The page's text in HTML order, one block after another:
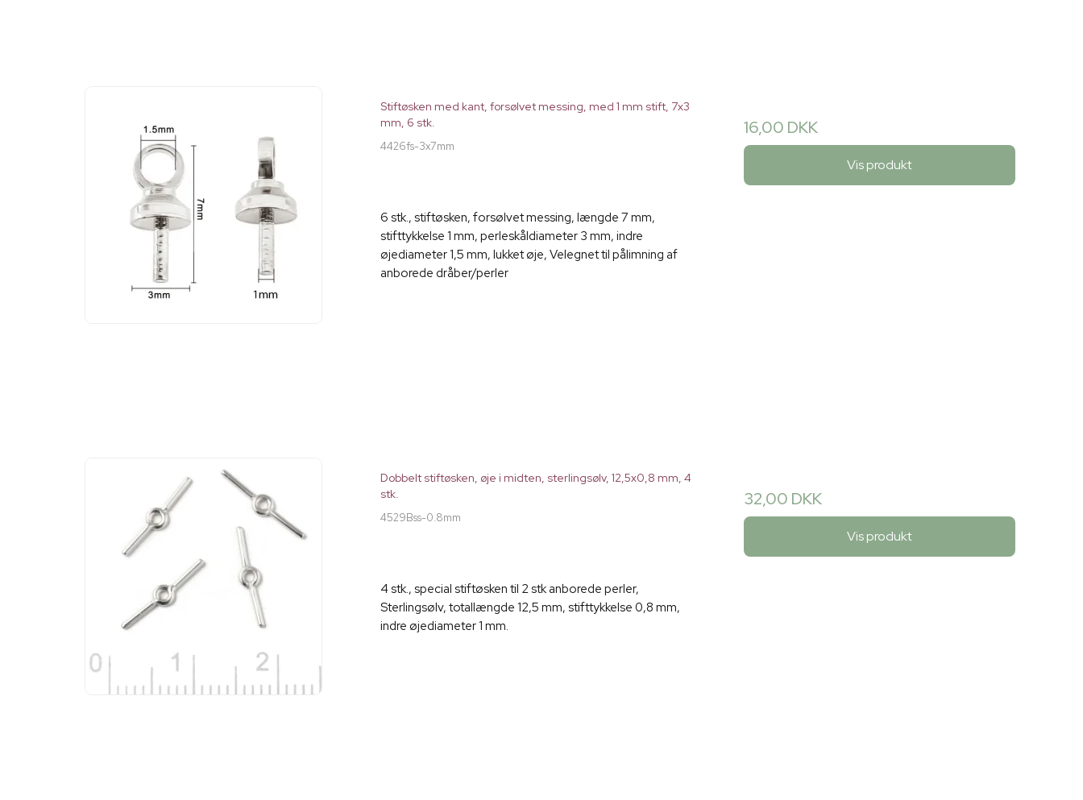
Stiftøsken med kant, forsølvet messing, med 1 mm stift, 7x3
mm, 6 stk.
4426fs-3x7mm
6 stk., stiftøsken, forsølvet messing, længde 7 mm,
stifttykkelse 1 mm, perleskåldiameter 3 mm, indre
øjediameter 1,5 mm, lukket øje, Velegnet til pålimning af
anborede dråber/perler
16,00 DKK
Vis produkt
Dobbelt stiftøsken, øje i midten, sterlingsølv, 12,5x0,8 mm, 4
stk.
4529Bss-0.8mm
4 stk., special stiftøsken til 2 stk anborede perler,
Sterlingsølv, totallængde 12,5 mm, stifttykkelse 0,8 mm,
indre øjediameter 1 mm.
32,00 DKK
Vis produkt